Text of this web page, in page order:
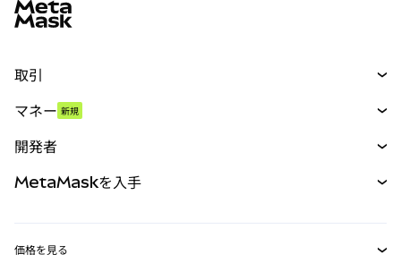
取引
パーペチュアル
RWA
マネー 新規
開発者
MetaMaskを入手
価格を見る